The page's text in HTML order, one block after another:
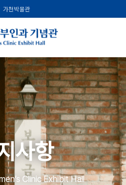
가천박물관
사항
Clinic Exhibit Hall